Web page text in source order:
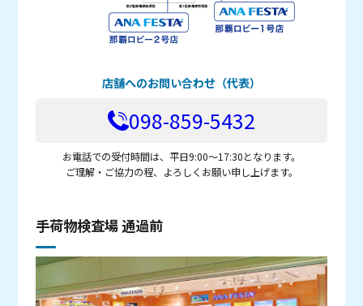
店舗へのお問い合わせ（代表）
098-859-5432
お電話での受付時間は、平日9:00～17:30となります。
ご理解・ご協力の程、よろしくお願い申し上げます。
手荷物検査場 通過前